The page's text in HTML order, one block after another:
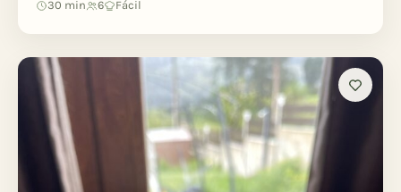
30 min 6 Fácil